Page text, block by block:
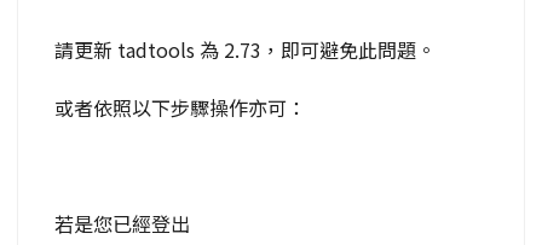
請更新 tadtools 為 2.73，即可避免此問題。
或者依照以下步驟操作亦可：
若是您已經登出